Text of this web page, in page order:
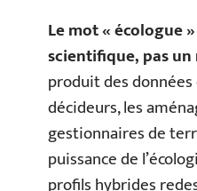
Le mot « écologue
scientifique, pas
produit des
décideurs, les
gestionnaires de
puissance de
profils hybrides